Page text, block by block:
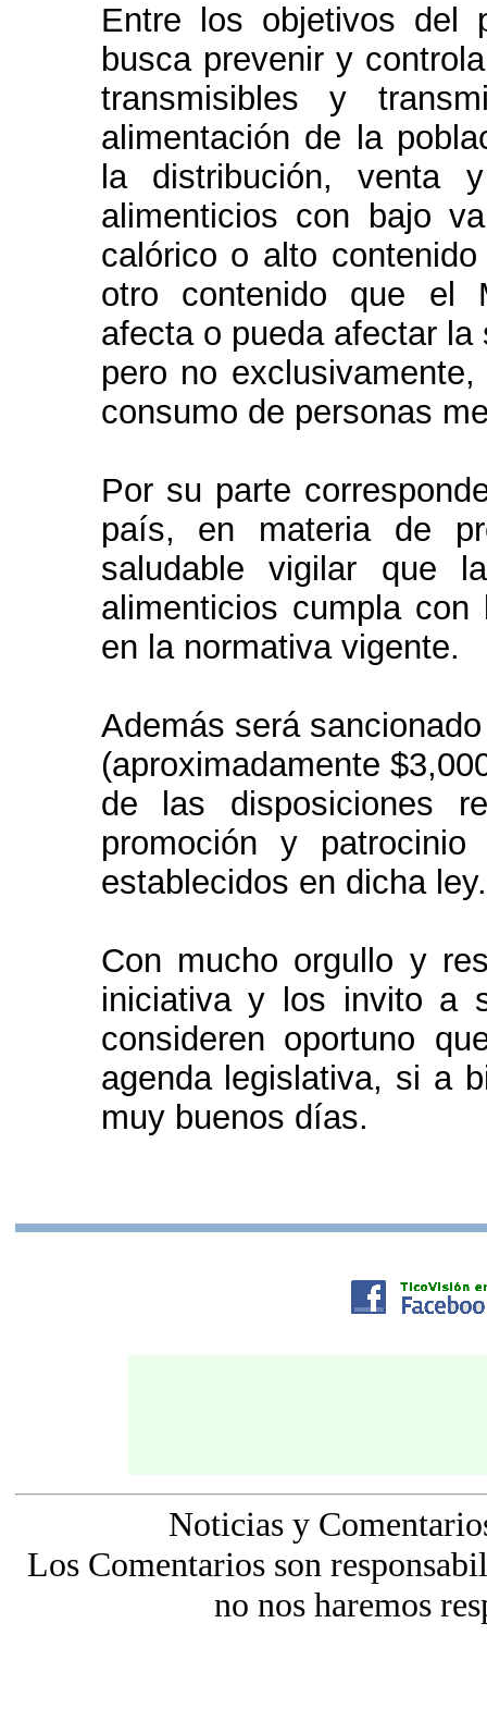
Entre los objetivos del
busca prevenir y
transmisibles y
alimentación de la
la distribución, venta
alimenticios con bajo
calórico o alto
otro contenido que el
afecta o pueda afectar
pero no
consumo de personas
Por su parte
país, en materia de
saludable vigilar que
alimenticios cumpla con
en la normativa vigente.
Además será
(aproximadamente
de las disposiciones
promoción y
establecidos en dicha ley.
Con mucho orgullo y
iniciativa y los invito a
consideren oportuno
agenda legislativa, si a
muy buenos días.
Noticias y
Los Comentarios son
no nos haremos